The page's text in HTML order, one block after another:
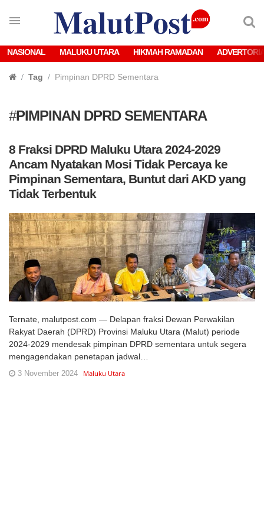
NASIONAL MALUKU UTARA HIKMAH RAMADAN
Tag Pimpinan DPRD Sementara
#PIMPINAN DPRD SEMENTARA
8 Fraksi DPRD Maluku Utara 2024-2029
Ancam Nyatakan Mosi Tidak Percaya ke
Pimpinan Sementara, Buntut dari AKD yang
Tidak Terbentuk
Ternate, malutpost.com — Delapan fraksi Dewan Perwakilan
Rakyat Daerah (DPRD) Provinsi Maluku Utara (Malut) periode
2024-2029 mendesak pimpinan DPRD sementara untuk segera
mengagendakan penetapan jadwal…
3 November 2024 Maluku Utara